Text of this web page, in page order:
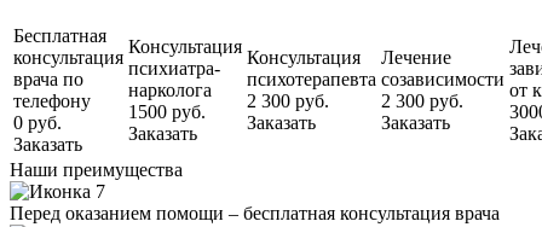
Бесплатная
консультация
врача по
телефону
0 руб.
Заказать
Консультация
психиатра-
нарколога
1500 руб.
Заказать
Консультация
психотерапевта
2 300 руб.
Заказать
Лечение
созависимости
2 300 руб.
Заказать
от
Наши преимущества
Перед оказанием помощи – бесплатная консультация врача